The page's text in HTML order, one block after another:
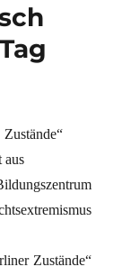
aus
Zustände“